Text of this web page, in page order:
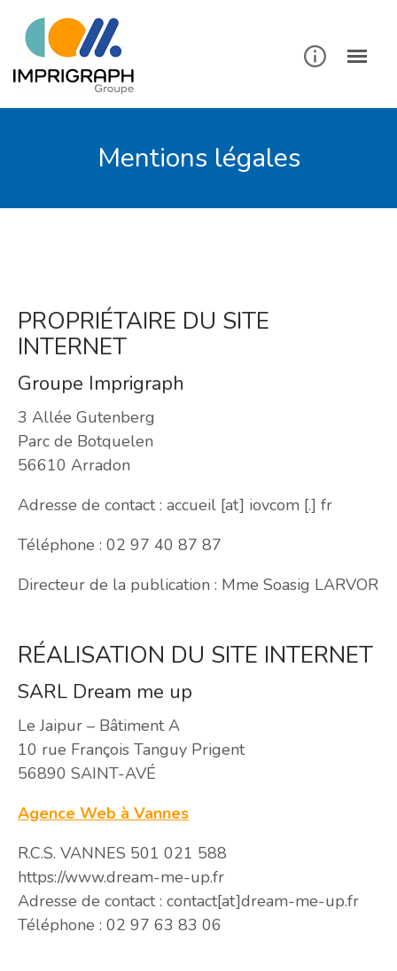
Mentions légales
PROPRIÉTAIRE DU SITE
INTERNET
Groupe Imprigraph
3 Allée Gutenberg
Parc de Botquelen
56610 Arradon
Adresse de contact : accueil [at] iovcom [.] fr
Téléphone : 02 97 40 87 87
Directeur de la publication : Mme Soasig LARVOR
RÉALISATION DU SITE INTERNET
SARL Dream me up
Le Jaipur – Bâtiment A
10 rue François Tanguy Prigent
56890 SAINT-AVÉ
Agence Web à Vannes
R.C.S. VANNES 501 021 588
https://www.dream-me-up.fr
Adresse de contact : contact[at]dream-me-up.fr
Téléphone : 02 97 63 83 06